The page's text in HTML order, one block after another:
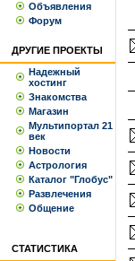
Объявления
Форум
ДРУГИЕ ПРОЕКТЫ
Надежный
хостинг
Знакомства
Магазин
Мультипортал 21
век
Новости
Астрология
Каталог "Глобус"
Развлечения
Общение
СТАТИСТИКА